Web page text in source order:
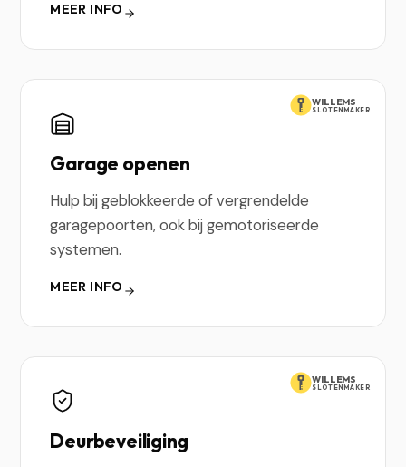
MEER INFO
WILLEMS
SLOTENMAKER
Garage openen
Hulp bij geblokkeerde of vergrendelde
garagepoorten, ook bij gemotoriseerde
systemen.
MEER INFO
WILLEMS
SLOTENMAKER
Deurbeveiliging